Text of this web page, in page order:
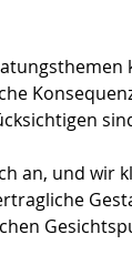
an, und wir